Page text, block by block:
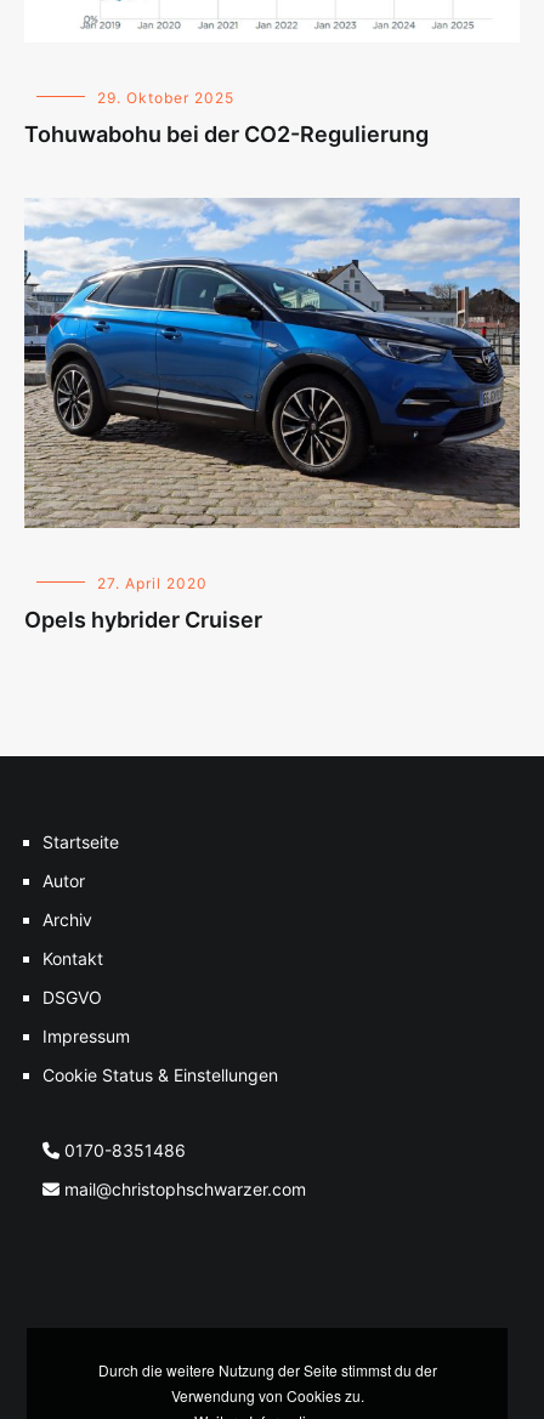
29. Oktober 2025
Tohuwabohu bei der CO2-Regulierung
27. April 2020
Opels hybrider Cruiser
Startseite
Autor
Archiv
Kontakt
DSGVO
Impressum
Cookie Status & Einstellungen
0170-8351486
mail@christophschwarzer.com
Durch die weitere Nutzung der Seite stimmst du der
Verwendung von Cookies zu.